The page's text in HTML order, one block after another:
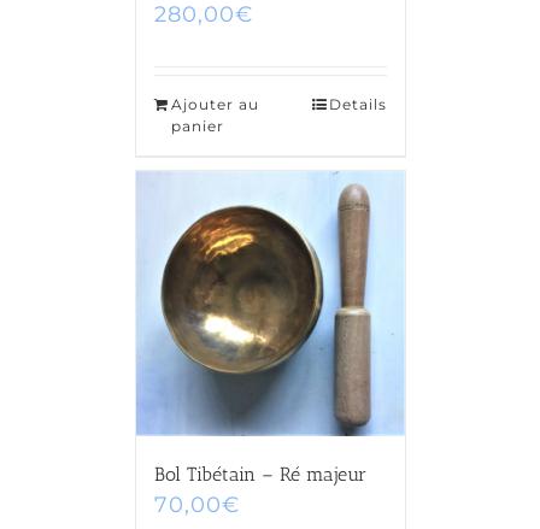
280,00€
Ajouter au
panier
Details
Bol Tibétain – Ré majeur
70,00€